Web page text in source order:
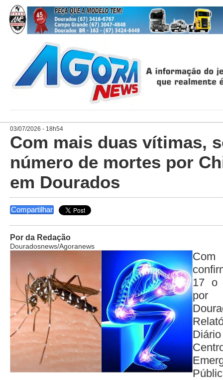
03/07/2026 - 18h54
Com mais duas vítimas,
número de mortes por
em Dourados
Compartilhar
Por da Redação
Douradosnews/Agoranews
17 o
por